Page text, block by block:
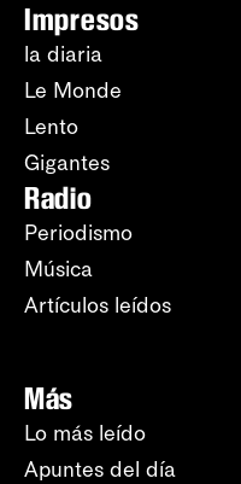
Impresos
la diaria
Le Monde
Lento
Gigantes
Radio
Periodismo
Música
Artículos leídos
Más
Lo más leído
Apuntes del día